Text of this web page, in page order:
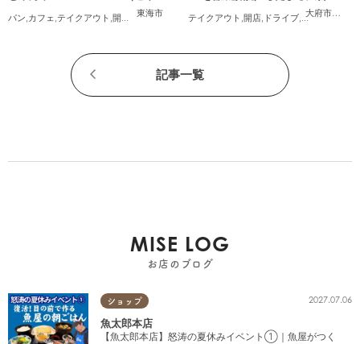
東海市
リエ セカンド）」6/29(月)テスト
オープン
パン カフェ テイクアウト 開店 専門店, まちネタ,親子,夫婦, 家族,カップル,おひとりさま
大府市
,阿久
テイクアウト 開店 ドライブ 観光, ちたまる
記事一覧
MISE LOG
お店のブログ
ショップ 2027.07.06
魚太郎本店
【魚太郎本店】怒涛の夏休みイベント①｜魚屋がつく